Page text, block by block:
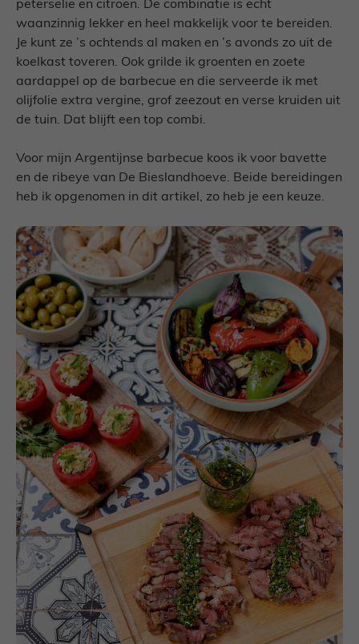
peterselie en citroen. De combinatie is echt
waanzinnig lekker en heel makkelijk voor te bereiden.
Je kunt ze ’s ochtends al maken en ’s avonds zo uit de
koelkast toveren. Ook grilde ik groenten en zoete
aardappel op de barbecue en die serveerde ik met
olijfolie extra vergine, grof zeezout en verse kruiden uit
de tuin. Dat blijft een top combi.
Voor mijn Argentijnse barbecue koos ik voor bavette
en de ribeye van De Bieslandhoeve. Beide bereidingen
heb ik opgenomen in dit artikel, zo heb je een keuze.